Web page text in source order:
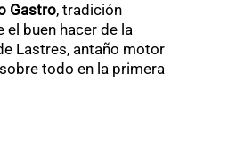
Gastro, tradición
el buen hacer de la
Lastres, antaño motor
todo en la primera